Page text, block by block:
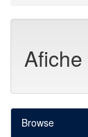
Afiche
Browse